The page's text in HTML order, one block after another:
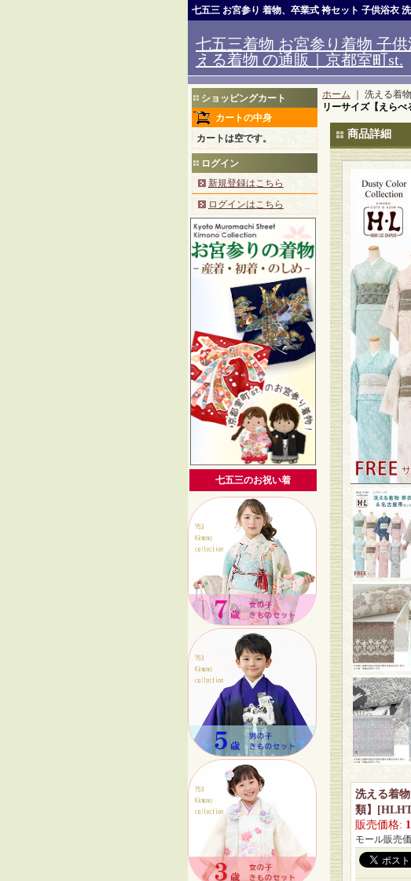
七五三 お宮参り 着物、卒業式 袴セット 子供浴衣
七五三着物 お宮参り着物 子
える着物 の通販｜京都室町st.
ショッピングカート
カートの中身
カートは空です。
ログイン
新規登録はこちら
ログインはこちら
七五三のお祝い着
ホーム ｜ 洗える着
リーサイズ【えらべ
商品詳細
洗える着
類】
[
販売価格:
モール販売